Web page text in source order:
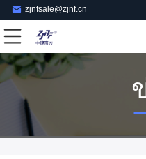
zjnfsale@zjnf.cn